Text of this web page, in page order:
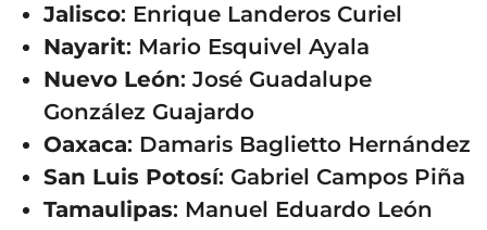
Jalisco: Enrique Landeros Curiel
Nayarit: Mario Esquivel Ayala
Nuevo León: José Guadalupe
González Guajardo
Oaxaca: Damaris Baglietto Hernández
San Luis Potosí: Gabriel Campos Piña
Tamaulipas: Manuel Eduardo León